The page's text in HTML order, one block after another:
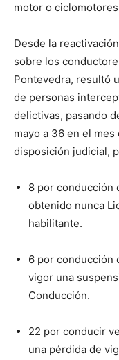
motor o
Desde la
sobre los
Pontevedra, resultó
de personas
delictivas, pasando
mayo a 36 en el
disposición judicial,
8 por conducción
obtenido nunca
habilitante.
6 por conducción
vigor una
Conducción.
22 por conducir
una pérdida de